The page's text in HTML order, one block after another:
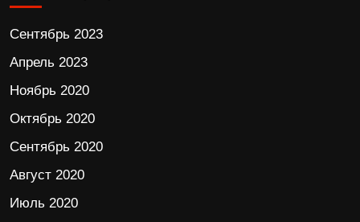
Сентябрь 2023
Апрель 2023
Ноябрь 2020
Октябрь 2020
Сентябрь 2020
Август 2020
Июль 2020